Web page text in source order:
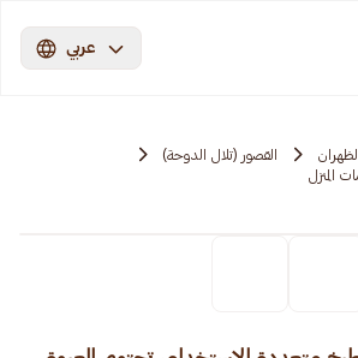
عربي
الظهران
القصور (تلال الدوحة)
المنزل